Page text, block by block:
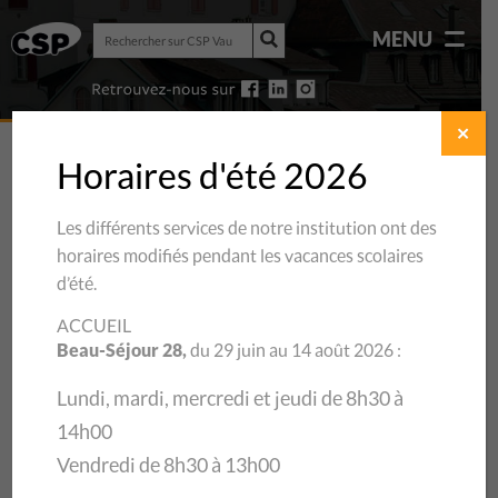
Rechercher
sur
CSP
Vaud
Rechercher
CSP
Vaud
MENU
06/11/2019
Horaires d'été 2026
Les différents services de notre institution ont des
horaires modifiés pendant les vacances scolaires
d’été.
ACCUEIL
Beau-Séjour 28,du 29 juin au 14 août 2026 :
Lundi, mardi, mercredi et jeudi de 8h30 à
14h00
Vendredi de 8h30 à 13h00
✕